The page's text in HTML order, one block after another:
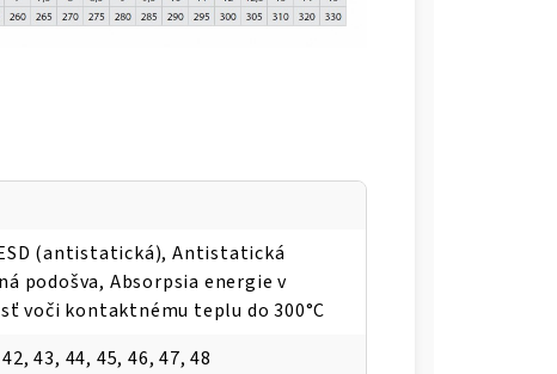
(antistatická), Antistatická
podošva, Absorpsia energie v
voči kontaktnému teplu do 300°C
43, 44, 45, 46, 47, 48